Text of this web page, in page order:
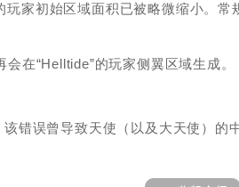
玩家初始区域面积已被略微缩小。
在“Helltide”的玩家侧翼区域生成。
错误曾导致天使（以及大天使）的